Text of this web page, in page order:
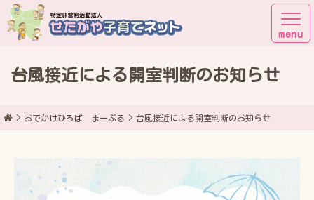
台風接近による開室判断のお知らせ
おでかけひろば まーぶる 台風接近による開室判断のお知らせ